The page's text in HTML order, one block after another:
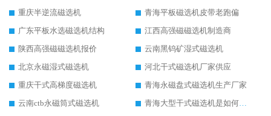
重庆半逆流磁选机
青海平板磁选机皮带老跑偏
广东平板水选磁选机结构
江西高强磁磁选机制造商
陕西高强磁磁选机报价
云南黑钨矿湿式磁选机
北京永磁湿式磁选机
河北干式磁选机厂家供应
重庆干式高梯度磁选机
青海永磁盘式磁选机生产厂家
云南ctb永磁筒式磁选机
青海大型干式磁选机是如何选矿的